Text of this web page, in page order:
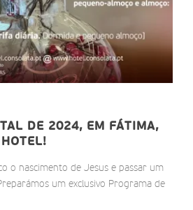
DE 2024, EM FÁTIMA,
o nascimento de Jesus e passar um
um exclusivo Programa de